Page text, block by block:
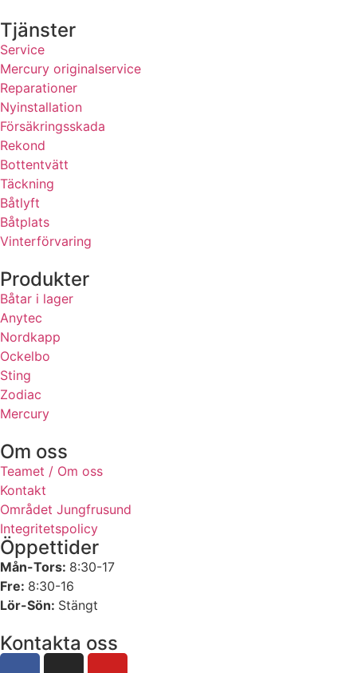
Tjänster
Service
Mercury originalservice
Reparationer
Nyinstallation
Försäkringsskada
Rekond
Bottentvätt
Täckning
Båtlyft
Båtplats
Vinterförvaring
Produkter
Båtar i lager
Anytec
Nordkapp
Ockelbo
Sting
Zodiac
Mercury
Om oss
Teamet / Om oss
Kontakt
Området Jungfrusund
Integritetspolicy
Öppettider
Mån-Tors: 8:30-17
Fre: 8:30-16
Lör-Sön: Stängt
Kontakta oss